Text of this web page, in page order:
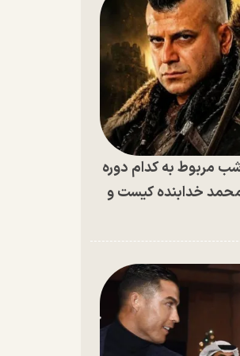
مربوط به کدام دوره
خدابنده کیست و